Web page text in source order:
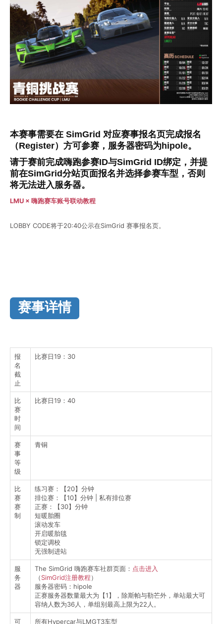
本赛事需要在 SimGrid 对应赛事报名页完成报名
（Register）方可参赛，服务器密码为hipole。
请于赛前完成嗨跑参赛ID与SimGrid ID绑定，并提
前在SimGrid分站页面报名并选择参赛车型，否则
将无法进入服务器。
LMU × 嗨跑赛车账号联动教程
LOBBY CODE将于20:40公示在SimGrid 赛事报名页。
赛事详情
报
名
截
止
比赛日19：30
比
赛
时
间
比赛日19：40
赛
事
等
级
青铜
比
赛
赛
制
练习赛：【20】分钟
排位赛：【10】分钟 | 私有排位赛
正赛：【30】分钟
短暖胎圈
滚动发车
开启暖胎毯
锁定调校
无强制进站
服
务
器
The SimGrid 嗨跑赛车社群页面： 点击进入
（SimGrid注册教程）
服务器密码：hipole
正赛服务器数量最大为【1】，除斯帕与勒芒外，单站最大可
容纳人数为36人，单组别最高上限为22人。
可
所有Hypercar与LMGT3车型